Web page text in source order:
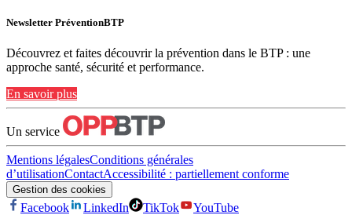
Newsletter PréventionBTP
Découvrez et faites découvrir la prévention dans le BTP : une
approche santé, sécurité et performance.
En savoir plus
Un service
Mentions légalesConditions générales
d’utilisationContactAccessibilité : partiellement conforme
Gestion des cookies
Facebook LinkedIn TikTok YouTube